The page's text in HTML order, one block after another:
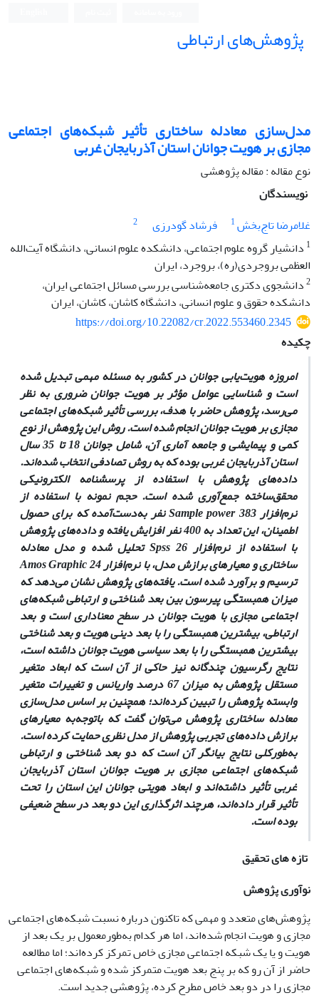
پژوهش‌های ارتباطی
مدل‌سازی معادله ساختاری تأثیر شبکه‌های اجتماعی
مجازی بر هویت جوانان استان آذربایجان غربی
نوع مقاله : مقاله پژوهشی
نویسندگان
غلامرضا تاج‌بخش1 فرشاد گودرزی
2
1 دانشیار گروه علوم اجتماعی، دانشکده علوم انسانی، دانشگاه آیت‌الله
العظمی بروجردی‌(ره)، بروجرد، ایران
2دانشجوی دکتری جامعه‌شناسی بررسی مسائل اجتماعی ایران،
دانشکده حقوق و علوم انسانی، دانشگاه کاشان، کاشان، ایران‌
https://doi.org/10.22082/cr.2022.553460.2345
چکیده
امروزه هویت‌یابی جوانان در کشور به مسئله مهمی تبدیل شده
است و شناسایی عوامل مؤثر بر هویت جوانان ضروری به نظر
‌می‌رسد، پژوهش حاضر با هدف، بررسی تأثیر شبکه‌های اجتماعی
مجازی بر هویت جوانان انجام شده است. روش این پژوهش از نوع
کمی و پیمایشی و جامعه آماری آن، شامل جوانان 18 تا 35 سال
استان آذربایجان غربی بوده که به روش تصادفی انتخاب شده‌اند.
داده‌های پژوهش با استفاده از پرسشنامه الکترونیکی
محقق‌ساخته جمع‌آوری شده است. حجم نمونه با استفاده از
نرم‌افزار Sample power 383 نفر به‌دست‌آمده که برای حصول
اطمینان، این تعداد به 400 نفر افزایش یافته و داده‌های پژوهش
با استفاده از نرم‌افزار Spss 26 تحلیل شده و مدل معادله
ساختاری و معیارهای برازش مدل، با نرم‌افزار Amos Graphic 24
ترسیم و برآورد شده است. یافته‌های پژوهش نشان می‌دهد که
میزان همبستگی پیرسون بین بعد شناختی و ارتباطی شبکه‌های
اجتماعی مجازی با هویت جوانان در سطح معناداری است و بعد
ارتباطی، بیشترین همبستگی را با بعد دینی هویت و بعد شناختی
بیشترین همبستگی را با بعد سیاسی هویت جوانان داشته است،
نتایج رگرسیون چندگانه نیز حاکی از آن است که ابعاد متغیر
مستقل پژوهش به میزان 67 درصد واریانس و تغییرات متغیر
وابسته پژوهش را تبیین کرده‌اند؛ همچنین بر اساس مدل‌سازی
معادله ساختاری پژوهش می‌توان گفت که باتوجه‌به معیارهای
برازش داده‌های تجربی پژوهش از مدل نظری حمایت کرده است.
به‌طورکلی نتایج بیانگر آن است که دو بعد شناختی و ارتباطی
شبکه‌های اجتماعی مجازی بر هویت جوانان استان آذربایجان
غربی تأثیر داشته‌اند و ابعاد هویتی جوانان این استان را تحت‌
تأثیر قرار داده‌اند، هرچند اثرگذاری این دو بعد در سطح ضعیفی
بوده است.
تازه های تحقیق
نوآوری پژوهش
پژوهش‌های متعدد و مهمی که تاکنون درباره نسبت شبکه‌های اجتماعی
مجازی و هویت انجام شده‌اند، اما هر کدام به‌طور‌معمول بر یک بعد از
هویت و یا یک شبکه اجتماعی مجازی خاص تمرکز کرده‌اند؛ اما مطالعه
حاضر از آن رو که بر پنج بعد هویت متمرکز شده و شبکه‌های اجتماعی
مجازی را در دو بعد خاص مطرح کرده، پژوهشی جدید است.